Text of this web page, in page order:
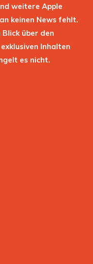
weitere Apple
keinen News fehlt.
über den
Inhalten
es nicht.